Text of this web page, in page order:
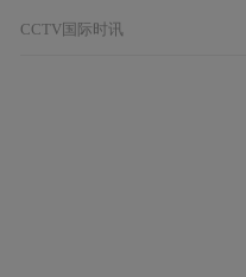
CCTV国际时讯